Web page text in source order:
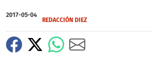
of
20
2017-05-04
REDACCIÓN DIEZ